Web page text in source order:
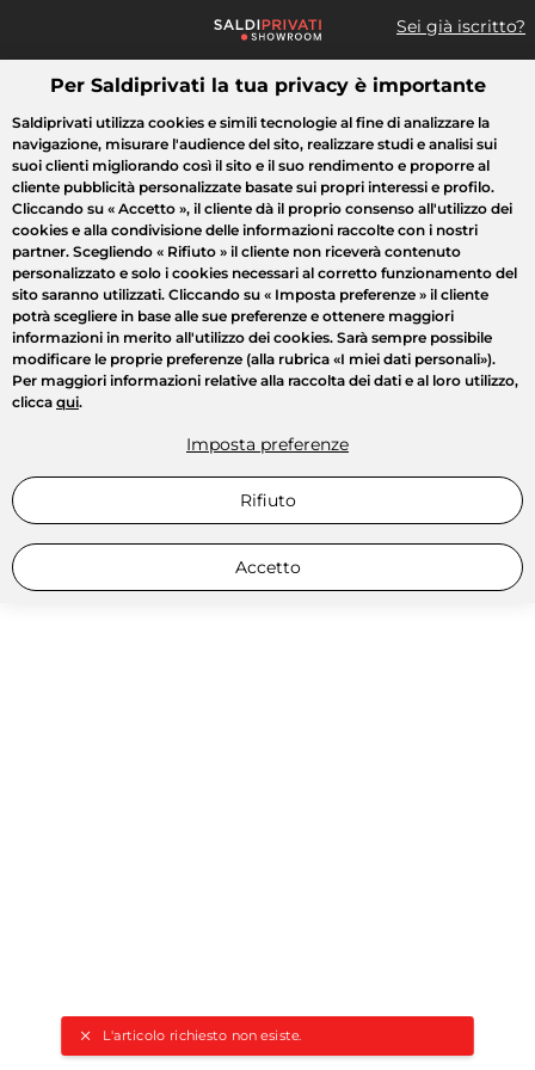
Sei già iscritto?
Cosa cerchi?
L'articolo richiesto non esiste.
Tutte le vendite Moda Casa Bellezza Elettrodomestici
Per Saldiprivati la tua privacy è importante
Saldiprivati utilizza cookies e simili tecnologie al fine di analizzare la
navigazione, misurare l'audience del sito, realizzare studi e analisi sui
suoi clienti migliorando così il sito e il suo rendimento e proporre al
cliente pubblicità personalizzate basate sui propri interessi e profilo.
Cliccando su « Accetto », il cliente dà il proprio consenso all'utilizzo dei
cookies e alla condivisione delle informazioni raccolte con i nostri
partner. Scegliendo « Rifiuto » il cliente non riceverà contenuto
personalizzato e solo i cookies necessari al corretto funzionamento del
sito saranno utilizzati. Cliccando su « Imposta preferenze » il cliente
potrà scegliere in base alle sue preferenze e ottenere maggiori
informazioni in merito all'utilizzo dei cookies. Sarà sempre possibile
modificare le proprie preferenze (alla rubrica «I miei dati personali»).
Per maggiori informazioni relative alla raccolta dei dati e al loro utilizzo,
clicca qui.
Imposta preferenze
Rifiuto
Accetto